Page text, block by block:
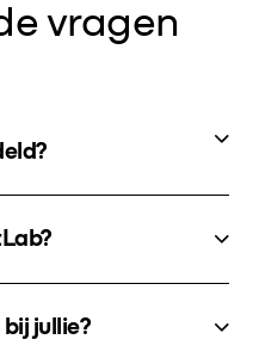
vragen
jullie?